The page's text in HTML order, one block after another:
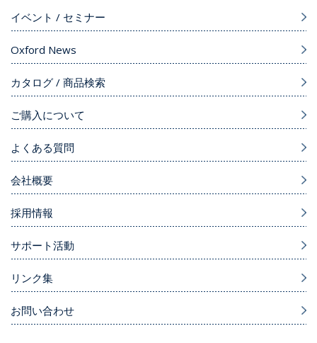
イベント / セミナー
Oxford News
カタログ / 商品検索
ご購入について
よくある質問
会社概要
採用情報
サポート活動
リンク集
お問い合わせ